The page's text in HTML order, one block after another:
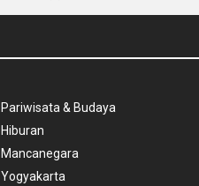
Pariwisata & Budaya
Hiburan
Mancanegara
Yogyakarta